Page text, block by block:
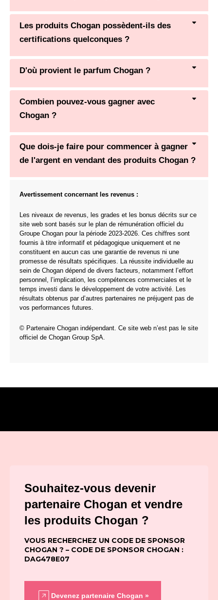
Les produits Chogan possèdent-ils des
certifications quelconques ?
D'où provient le parfum Chogan ?
Combien pouvez-vous gagner avec
Chogan ?
Que dois-je faire pour commencer à gagner
de l'argent en vendant des produits Chogan ?
Avertissement concernant les revenus :
Les niveaux de revenus, les grades et les bonus décrits sur ce
site web sont basés sur le plan de rémunération officiel du
Groupe Chogan pour la période 2023-2026. Ces chiffres sont
fournis à titre informatif et pédagogique uniquement et ne
constituent en aucun cas une garantie de revenus ni une
promesse de résultats spécifiques. La réussite individuelle au
sein de Chogan dépend de divers facteurs, notamment l’effort
personnel, l’implication, les compétences commerciales et le
temps investi dans le développement de votre activité. Les
résultats obtenus par d’autres partenaires ne préjugent pas de
vos performances futures.
© Partenaire Chogan indépendant. Ce site web n’est pas le site
officiel de Chogan Group SpA.
Souhaitez-vous devenir
partenaire Chogan et vendre
les produits Chogan ?
VOUS RECHERCHEZ UN CODE DE SPONSOR
CHOGAN ? – CODE DE SPONSOR CHOGAN :
DAG478E07
Devenez partenaire Chogan »